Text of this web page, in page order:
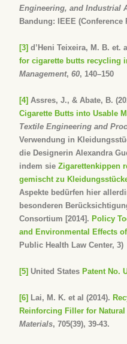
Engineering, and Industrial
Bandung: IEEE (Conference
[3] d’Heni Teixeira, M. B. et.
for cigarette butts recycling
Management, 60, 140–150
[4] Assres, J., & Abate, B.
Cigarette Butts into Usable
Textile Engineering and
Verwendung in
die Designerin Alexandra
indem sie Zigarettenkippen
gemischt zu
Aspekte bedürfen hier
besonderen
Consortium [2014]. Policy
and Environmental Effects
Public Health Law Center, 3)
[5] United States Patent No.
[6] Lai, M. K. et al (2014).
Reinforcing Filler for Natural
Materials, 705(39), 39-43.